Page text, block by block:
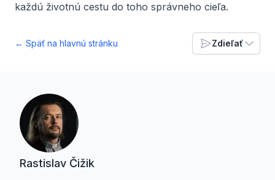
každú životnú cestu do toho správneho cieľa.
← Späť na hlavnú stránku Zdieľať
Rastislav Čižik